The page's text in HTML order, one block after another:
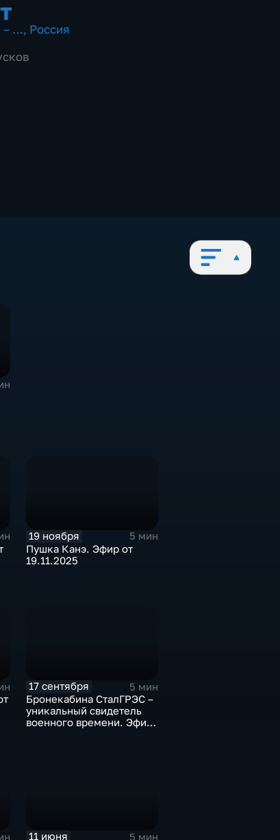
– …, Россия
19 ноября
5 мин
Пушка Канэ. Эфир от
19.11.2025
17 сентября
5 мин
Бронекабина СталГРЭС –
уникальный свидетель
военного времени. Эфир
11 июня
5 мин